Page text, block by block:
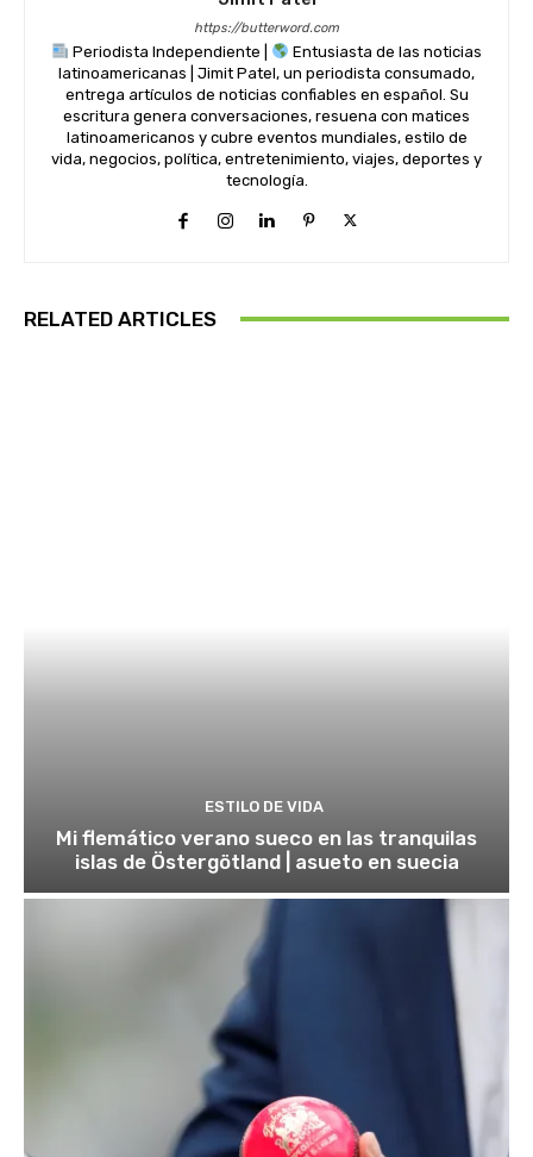
https://butterword.com
Periodista Independiente |
Entusiasta de las noticias
latinoamericanas | Jimit Patel, un periodista consumado,
entrega artículos de noticias confiables en español. Su
escritura genera conversaciones, resuena con matices
latinoamericanos y cubre eventos mundiales, estilo de
vida, negocios, política, entretenimiento, viajes, deportes y
tecnología.
RELATED ARTICLES
ESTILO DE VIDA
Mi flemático verano sueco en las tranquilas
islas de Östergötland | asueto en suecia